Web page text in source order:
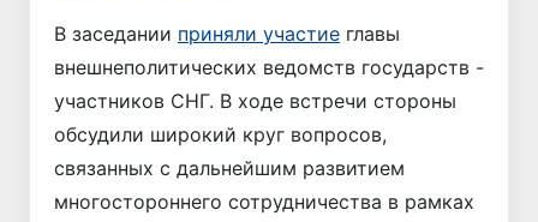
В заседании приняли участие главы
внешнеполитических ведомств государств -
участников СНГ. В ходе встречи стороны
обсудили широкий круг вопросов,
связанных с дальнейшим развитием
многостороннего сотрудничества в рамках